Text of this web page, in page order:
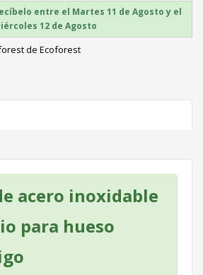
entre el Martes 11 de Agosto y el
12 de Agosto
de Ecoforest
acero inoxidable
para hueso